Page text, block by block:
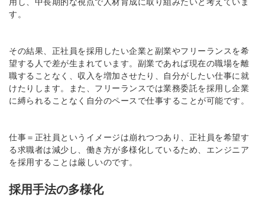
用し、中長期的な視点で人材育成に取り組みたいと考えていま
す。
その結果、正社員を採用したい企業と副業やフリーランスを希
望する人で差が生まれています。 副業であれば現在の職場を離
職することなく、収入を増加させたり、自分がしたい仕事に就
けたりします。また、フリーランスでは業務委託を採用し企業
に縛られることなく自分のペースで仕事することが可能です。
仕事＝正社員というイメージは崩れつつあり、正社員を希望す
る求職者は減少し、働き方が多様化しているため、エンジニア
を採用することは厳しいのです。
採用手法の多様化
要です。
簡単10秒！無料会員登録
採用課題の解決、新しい採用の
取り組みなどを取材したインタ
ビュー記事が読める
採用にまつわる独自の調査レポ
メールアドレス